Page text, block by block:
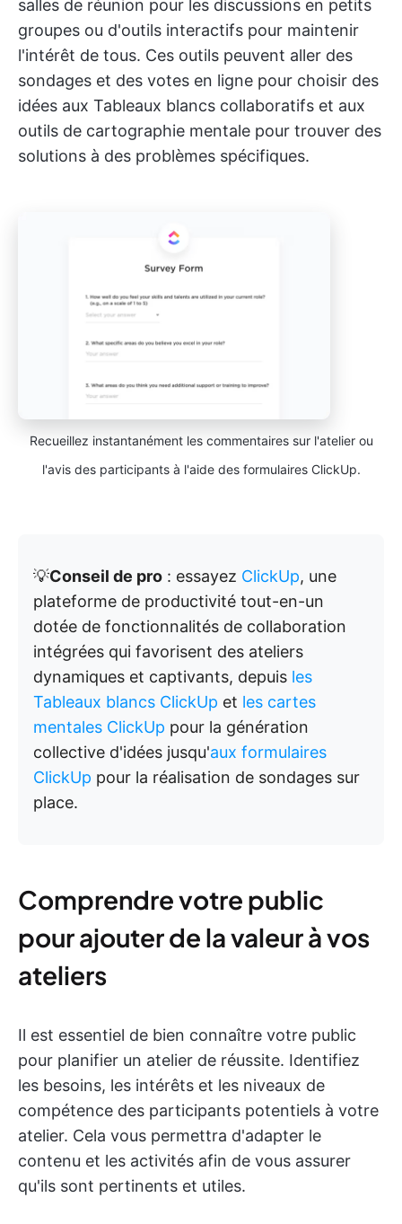
salles de réunion pour les discussions en petits
groupes ou d'outils interactifs pour maintenir
l'intérêt de tous. Ces outils peuvent aller des
sondages et des votes en ligne pour choisir des
idées aux Tableaux blancs collaboratifs et aux
outils de cartographie mentale pour trouver des
solutions à des problèmes spécifiques.
Recueillez instantanément les commentaires sur l'atelier ou
l'avis des participants à l'aide des formulaires ClickUp.
💡Conseil de pro : essayez ClickUp, une
plateforme de productivité tout-en-un
dotée de fonctionnalités de collaboration
intégrées qui favorisent des ateliers
dynamiques et captivants, depuis les
Tableaux blancs ClickUp et les cartes
mentales ClickUp pour la génération
collective d'idées jusqu'aux formulaires
ClickUp pour la réalisation de sondages sur
place.
Comprendre votre public
pour ajouter de la valeur à vos
ateliers
Il est essentiel de bien connaître votre public
pour planifier un atelier de réussite. Identifiez
les besoins, les intérêts et les niveaux de
compétence des participants potentiels à votre
atelier. Cela vous permettra d'adapter le
contenu et les activités afin de vous assurer
qu'ils sont pertinents et utiles.